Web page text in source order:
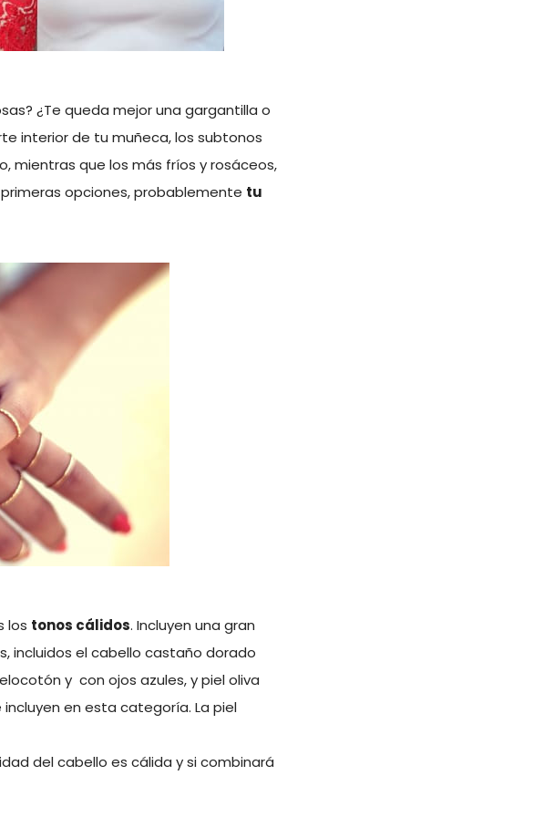
¿Te queda mejor una gargantilla o
interior de tu muñeca, los subtonos
mientras que los más fríos y rosáceos,
opciones, probablemente tu
los tonos cálidos. Incluyen una gran
incluidos el cabello castaño dorado
y con ojos azules, y piel oliva
en esta categoría. La piel
del cabello es cálida y si combinará